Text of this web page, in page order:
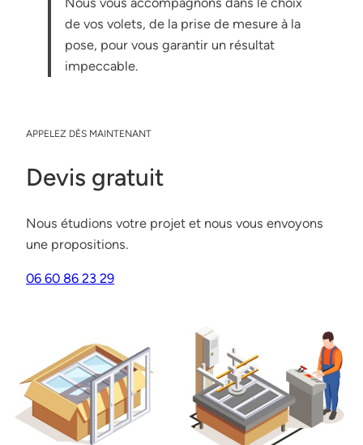
de vos volets, de la prise de mesure à la
pose, pour vous garantir un résultat
impeccable.
APPELEZ DÈS MAINTENANT
Devis gratuit
Nous étudions votre projet et nous vous envoyons
une propositions.
06 60 86 23 29